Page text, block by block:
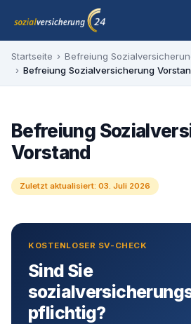
Zum Inhalt springen
sozialversicherung24 — Ihr
Startseite › Befreiung
› Befreiung Sozialversicherung
Befreiung
Vorstand
Zuletzt aktualisiert: 03. Juli 2026
KOSTENLOSER SV-CHECK
Sind Sie
pflichtig?